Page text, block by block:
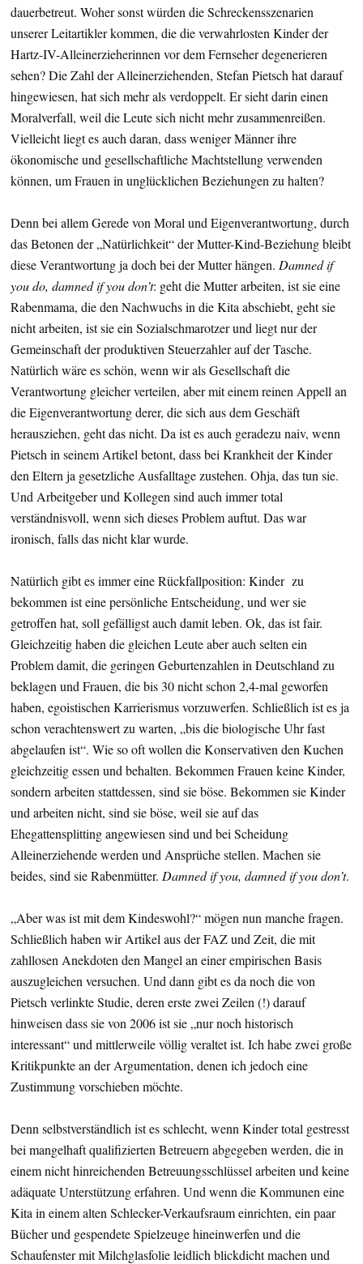
dauerbetreut. Woher sonst würden die Schreckensszenarien
unserer Leitartikler kommen, die die verwahrlosten Kinder der
Hartz-IV-Alleinerzieherinnen vor dem Fernseher degenerieren
sehen? Die Zahl der Alleinerziehenden, Stefan Pietsch hat darauf
hingewiesen, hat sich mehr als verdoppelt. Er sieht darin einen
Moralverfall, weil die Leute sich nicht mehr zusammenreißen.
Vielleicht liegt es auch daran, dass weniger Männer ihre
ökonomische und gesellschaftliche Machtstellung verwenden
können, um Frauen in unglücklichen Beziehungen zu halten?
Denn bei allem Gerede von Moral und Eigenverantwortung, durch
das Betonen der „Natürlichkeit“ der Mutter-Kind-Beziehung bleibt
diese Verantwortung ja doch bei der Mutter hängen. Damned if
you do, damned if you don’t: geht die Mutter arbeiten, ist sie eine
Rabenmama, die den Nachwuchs in die Kita abschiebt, geht sie
nicht arbeiten, ist sie ein Sozialschmarotzer und liegt nur der
Gemeinschaft der produktiven Steuerzahler auf der Tasche.
Natürlich wäre es schön, wenn wir als Gesellschaft die
Verantwortung gleicher verteilen, aber mit einem reinen Appell an
die Eigenverantwortung derer, die sich aus dem Geschäft
herausziehen, geht das nicht. Da ist es auch geradezu naiv, wenn
Pietsch in seinem Artikel betont, dass bei Krankheit der Kinder
den Eltern ja gesetzliche Ausfalltage zustehen. Ohja, das tun sie.
Und Arbeitgeber und Kollegen sind auch immer total
verständnisvoll, wenn sich dieses Problem auftut. Das war
ironisch, falls das nicht klar wurde.
Natürlich gibt es immer eine Rückfallposition: Kinder zu
bekommen ist eine persönliche Entscheidung, und wer sie
getroffen hat, soll gefälligst auch damit leben. Ok, das ist fair.
Gleichzeitig haben die gleichen Leute aber auch selten ein
Problem damit, die geringen Geburtenzahlen in Deutschland zu
beklagen und Frauen, die bis 30 nicht schon 2,4-mal geworfen
haben, egoistischen Karrierismus vorzuwerfen. Schließlich ist es ja
schon verachtenswert zu warten, „bis die biologische Uhr fast
abgelaufen ist“. Wie so oft wollen die Konservativen den Kuchen
gleichzeitig essen und behalten. Bekommen Frauen keine Kinder,
sondern arbeiten stattdessen, sind sie böse. Bekommen sie Kinder
und arbeiten nicht, sind sie böse, weil sie auf das
Ehegattensplitting angewiesen sind und bei Scheidung
Alleinerziehende werden und Ansprüche stellen. Machen sie
beides, sind sie Rabenmütter. Damned if you, damned if you don’t.
„Aber was ist mit dem Kindeswohl?“ mögen nun manche fragen.
Schließlich haben wir Artikel aus der FAZ und Zeit, die mit
zahllosen Anekdoten den Mangel an einer empirischen Basis
auszugleichen versuchen. Und dann gibt es da noch die von
Pietsch verlinkte Studie, deren erste zwei Zeilen (!) darauf
hinweisen dass sie von 2006 ist sie „nur noch historisch
interessant“ und mittlerweile völlig veraltet ist. Ich habe zwei große
Kritikpunkte an der Argumentation, denen ich jedoch eine
Zustimmung vorschieben möchte.
Denn selbstverständlich ist es schlecht, wenn Kinder total gestresst
bei mangelhaft qualifizierten Betreuern abgegeben werden, die in
einem nicht hinreichenden Betreuungsschlüssel arbeiten und keine
adäquate Unterstützung erfahren. Und wenn die Kommunen eine
Kita in einem alten Schlecker-Verkaufsraum einrichten, ein paar
Bücher und gespendete Spielzeuge hineinwerfen und die
Schaufenster mit Milchglasfolie leidlich blickdicht machen und